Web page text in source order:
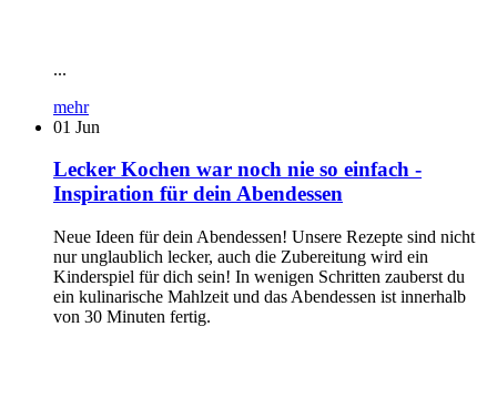
...
mehr
01 Jun
Lecker Kochen war noch nie so einfach -
Inspiration für dein Abendessen
Neue Ideen für dein Abendessen! Unsere Rezepte sind nicht
nur unglaublich lecker, auch die Zubereitung wird ein
Kinderspiel für dich sein! In wenigen Schritten zauberst du
ein kulinarische Mahlzeit und das Abendessen ist innerhalb
von 30 Minuten fertig.